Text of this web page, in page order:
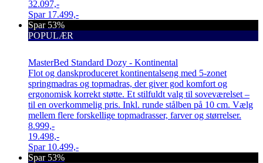
32.097,-
Spar 17.499,-
Spar 53%
POPULÆR
MasterBed Standard Dozy - Kontinental
Flot og danskproduceret kontinentalseng med 5-zonet
springmadras og topmadras, der giver god komfort og
ergonomisk korrekt støtte. Et stilfuldt valg til soveværelset –
til en overkommelig pris. Inkl. runde stålben på 10 cm. Vælg
mellem flere forskellige topmadrasser, farver og størrelser.
8.999,-
19.498,-
Spar 10.499,-
Spar 53%